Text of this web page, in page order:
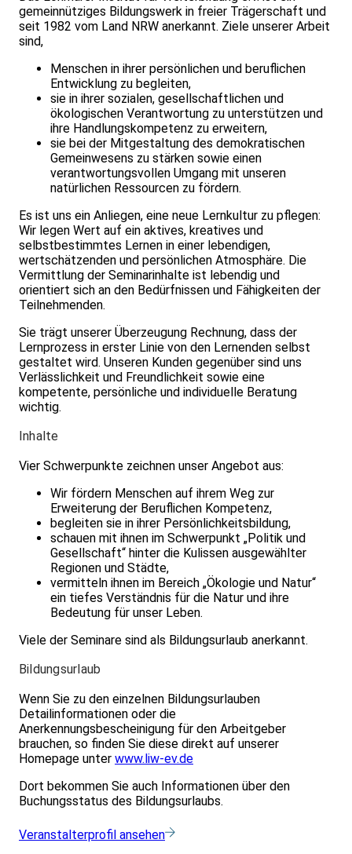
gemeinnütziges Bildungswerk in freier Trägerschaft und
seit 1982 vom Land NRW anerkannt. Ziele unserer Arbeit
sind,
Menschen in ihrer persönlichen und beruflichen
Entwicklung zu begleiten,
sie in ihrer sozialen, gesellschaftlichen und
ökologischen Verantwortung zu unterstützen und
ihre Handlungskompetenz zu erweitern,
sie bei der Mitgestaltung des demokratischen
Gemeinwesens zu stärken sowie einen
verantwortungsvollen Umgang mit unseren
natürlichen Ressourcen zu fördern.
Es ist uns ein Anliegen, eine neue Lernkultur zu pflegen:
Wir legen Wert auf ein aktives, kreatives und
selbstbestimmtes Lernen in einer leben­digen,
wertschätzenden und persönlichen Atmosphäre. Die
Vermittlung der Seminarinhalte ist lebendig und
orientiert sich an den Bedürfnissen und Fähigkeiten der
Teilnehmenden.
Sie trägt unserer Überzeugung Rechnung, dass der
Lernprozess in erster Linie von den Lernenden selbst
gestaltet wird. Unseren Kunden gegenüber sind uns
Verlässlichkeit und Freundlichkeit sowie eine
kompetente, persönliche und individuelle Beratung
wichtig.
Inhalte
Vier Schwerpunkte zeichnen unser Angebot aus:
Wir fördern Menschen auf ihrem Weg zur
Erweiterung der Beruflichen Kompetenz,
begleiten sie in ihrer Persönlichkeitsbildung,
schauen mit ihnen im Schwerpunkt „Politik und
Gesellschaft“ hinter die Kulissen ausgewählter
Regionen und Städte,
vermitteln ihnen im Bereich „Ökologie und Natur“
ein tiefes Verständnis für die Natur und ihre
Bedeutung für unser Leben.
Viele der Seminare sind als Bildungsurlaub anerkannt.
Bildungsurlaub
Wenn Sie zu den einzelnen Bildungsurlauben
Detailinformationen oder die
Anerkennungsbescheinigung für den Arbeitgeber
brauchen, so finden Sie diese direkt auf unserer
Homepage unter www.liw-ev.de
Dort bekommen Sie auch Informationen über den
Buchungsstatus des Bildungsurlaubs.
Veranstalterprofil ansehen